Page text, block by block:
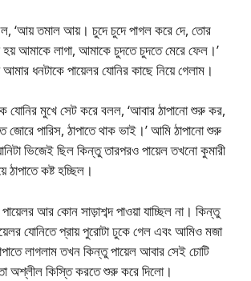
‘আয় তমাল আয়। চুদে চুদে পাগল করে দে, তোর
হয় আমাকে লাগা, আমাকে চুদতে চুদতে মেরে ফেল।’
ধনটাকে পায়েলর যোনির কাছে নিয়ে গেলাম।
যোনির মুখে সেট করে বলল, ‘আবার ঠাপানো শুরু কর,
জোরে পারিস, ঠাপাতে থাক ভাই।’ আমি ঠাপানো শুরু
ভিজেই ছিল কিন্তু তারপরও পায়েল তখনো কুমারী
ঠাপাতে কষ্ট হচ্ছিল।
আর কোন সাড়াশব্দ পাওয়া যাচ্ছিল না। কিন্তু
যোনিতে প্রায় পুরোটা ঢুকে গেল এবং আমিও মজা
লাগলাম তখন কিন্তু পায়েল আবার সেই চোটি
অশ্লীল কিস্তি করতে শুরু করে দিলো।